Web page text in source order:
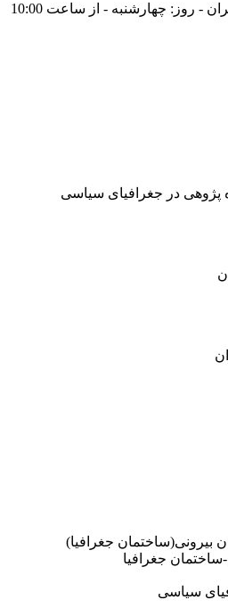
029 - ویژگی های ژئوپلیتیکی ایران - روز: چهارشنبه - از ساعت 10:00
پژوهی در جغرافیای سیاسی
بیرونی(ساختمان جغرافیا)
سیاسی